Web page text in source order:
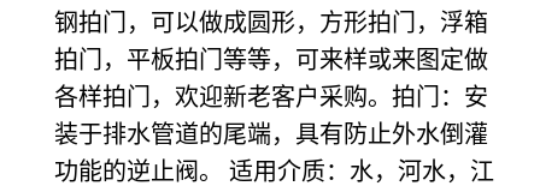
钢拍门，可以做成圆形，方形拍门，浮箱
拍门，平板拍门等等，可来样或来图定做
各样拍门，欢迎新老客户采购。拍门：安
装于排水管道的尾端，具有防止外水倒灌
功能的逆止阀。 适用介质：水，河水，江